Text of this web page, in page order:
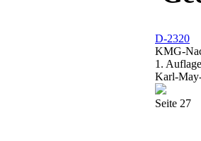
D-2320
KMG-
1. Auflage
Karl-
Seite 27